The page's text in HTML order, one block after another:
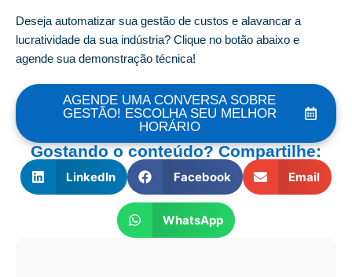
Deseja automatizar sua gestão de custos e alavancar a
lucratividade da sua indústria? Clique no botão abaixo e
agende sua demonstração técnica!
AGENDE UMA CONVERSA SOBRE
GESTÃO! ESCOLHA SEU MELHOR
HORÁRIO
Gostando o conteúdo? Compartilhe:
LinkedIn Facebook Email
WhatsApp